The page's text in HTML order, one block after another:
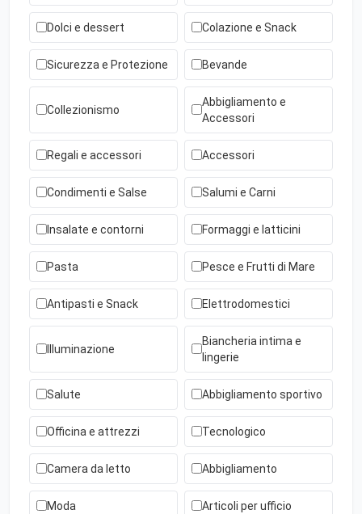
Dolci e dessert Colazione e Snack
Sicurezza e Protezione Bevande
Collezionismo
Abbigliamento e
Accessori
Regali e accessori Accessori
Condimenti e Salse Salumi e Carni
Insalate e contorni Formaggi e latticini
Pasta Pesce e Frutti di Mare
Antipasti e Snack Elettrodomestici
Illuminazione
Biancheria intima e
lingerie
Salute Abbigliamento sportivo
Officina e attrezzi Tecnologico
Camera da letto Abbigliamento
Moda Articoli per ufficio